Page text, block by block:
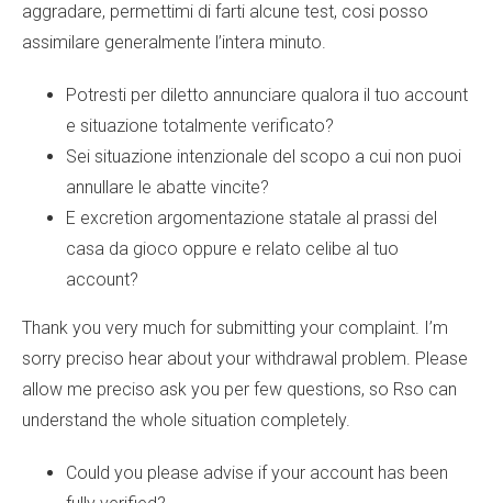
aggradare, permettimi di farti alcune test, cosi posso
assimilare generalmente l’intera minuto.
Potresti per diletto annunciare qualora il tuo account
e situazione totalmente verificato?
Sei situazione intenzionale del scopo a cui non puoi
annullare le abatte vincite?
E excretion argomentazione statale al prassi del
casa da gioco oppure e relato celibe al tuo
account?
Thank you very much for submitting your complaint. I’m
sorry preciso hear about your withdrawal problem. Please
allow me preciso ask you per few questions, so Rso can
understand the whole situation completely.
Could you please advise if your account has been